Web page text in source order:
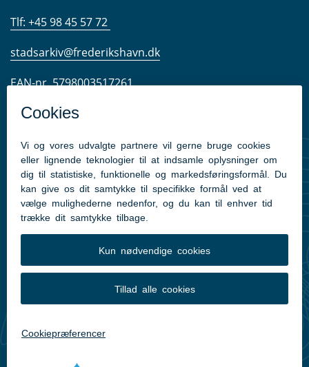
Tlf: +45 98 45 57 72
stadsarkiv@frederikshavn.dk
EAN-nr. 5798003517261
CVR-nr. 29189498
Tilgængelighedserklæring
Læsesalens åbningstider:
Mandag: 12:30-15:00
Tirsdag: 12:30-15:00
Torsdag: 12:30-17:00
Lukket mellem jul og nytår samt på helligdage.
Kontakt os gerne på mail uden for åbningstiderne.
Send sikker post til Stadsarkivet